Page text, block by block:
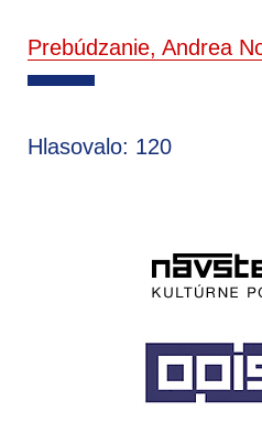
Prebúdzanie, Andrea
Hlasovalo: 120